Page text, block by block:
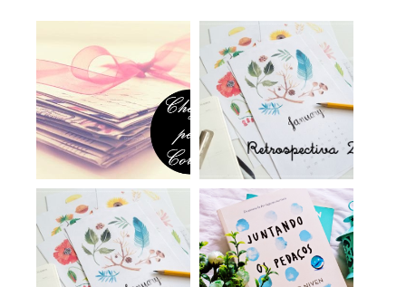
Chegou pelo Correios
76#
Os 5 Piores livros que
li em 2016
Os 5 Melhores Livros
que li em 2016
Juntando os Pedaços
- Jennifer Nive...